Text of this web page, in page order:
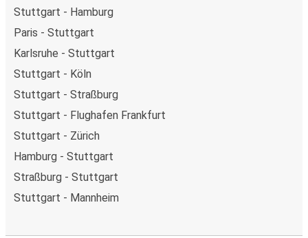
Stuttgart - Hamburg
Paris - Stuttgart
Karlsruhe - Stuttgart
Stuttgart - Köln
Stuttgart - Straßburg
Stuttgart - Flughafen Frankfurt
Stuttgart - Zürich
Hamburg - Stuttgart
Straßburg - Stuttgart
Stuttgart - Mannheim